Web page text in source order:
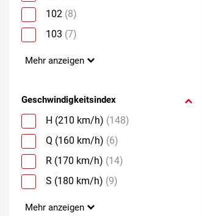
102 (8)
103 (7)
Mehr anzeigen
Geschwindigkeitsindex
H (210 km/h) (148)
Q (160 km/h) (6)
R (170 km/h) (14)
S (180 km/h) (9)
Mehr anzeigen